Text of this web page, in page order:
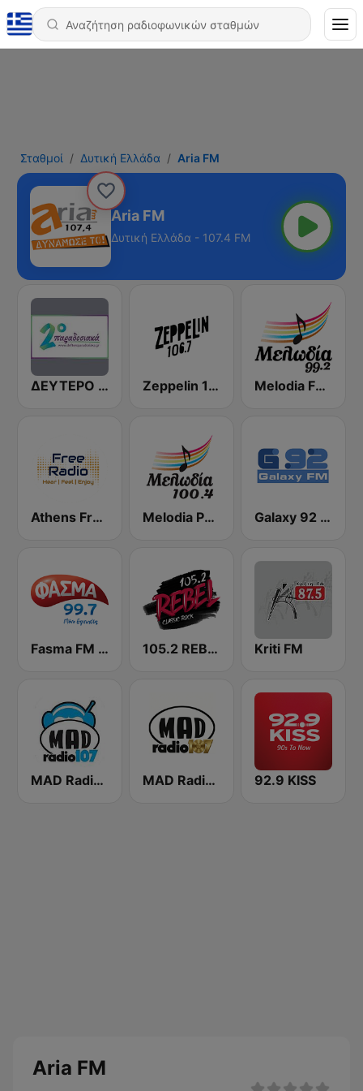
Σταθμοί Δυτική Ελλάδα Aria FM
Aria FM
Δυτική Ελλάδα - 107.4 FM
ΔΕΥΤΕΡΟ ΠΑΡΑΔΟΣΙΑΚΑ - ΕRΤecho Zeppelin 106.7 FM Melodia FM (Μελωδία 99.2)
Athens Free Radio Melodia Patras 100.4 FM Galaxy 92 FM
Fasma FM 99.7 105.2 REBEL Kriti FM
MAD Radio 107 Agrínio MAD Radio 107 Evros 92.9 KISS
Aria FM